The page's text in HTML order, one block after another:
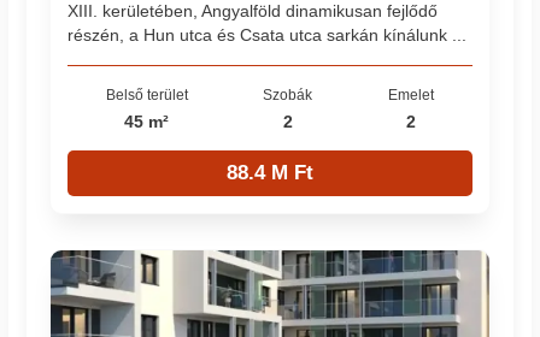
XIII. kerületében, Angyalföld dinamikusan fejlődő
részén, a Hun utca és Csata utca sarkán kínálunk ...
Belső terület
45 m²
Szobák
2
Emelet
2
88.4 M Ft